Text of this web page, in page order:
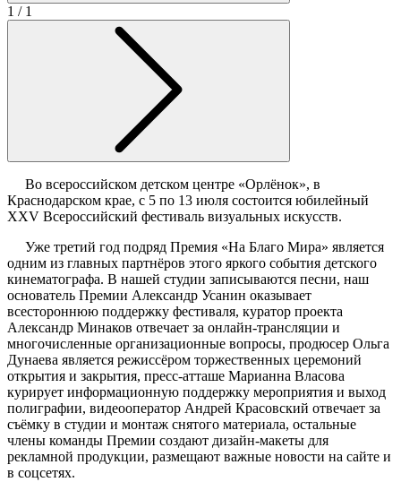
1 / 1
Во всероссийском детском центре «Орлёнок», в
Краснодарском крае, с 5 по 13 июля состоится юбилейный
XXV Всероссийский фестиваль визуальных искусств.
Уже третий год подряд Премия «На Благо Мира» является
одним из главных партнёров этого яркого события детского
кинематографа. В нашей студии записываются песни, наш
основатель Премии Александр Усанин оказывает
всестороннюю поддержку фестиваля, куратор проекта
Александр Минаков отвечает за онлайн-трансляции и
многочисленные организационные вопросы, продюсер Ольга
Дунаева является режиссёром торжественных церемоний
открытия и закрытия, пресс-атташе Марианна Власова
курирует информационную поддержку мероприятия и выход
полиграфии, видеооператор Андрей Красовский отвечает за
съёмку в студии и монтаж снятого материала, остальные
члены команды Премии создают дизайн-макеты для
рекламной продукции, размещают важные новости на сайте и
в соцсетях.